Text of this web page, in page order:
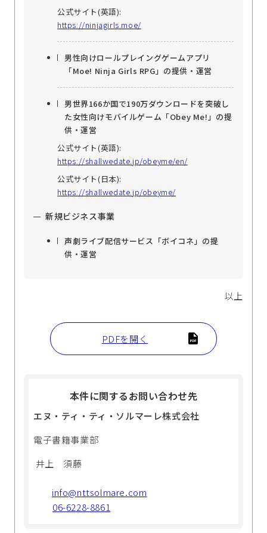
公式サイト(英語):
https://ninjagirls.moe/
男性向けロールプレイングゲームアプリ
「Moe! Ninja Girls RPG」の提供・運営
男世界166か国で190万ダウンロードを突破し
た女性向けモバイルゲーム「Obey Me!」の提
供・運営
公式サイト(英語):
https://shallwedate.jp/obeyme/en/
公式サイト(日本):
https://shallwedate.jp/obeyme/
新規ビジネス事業
声劇ライブ配信サービス「ボイコネ」の提
供・運営
以上
PDFを開く
本件に関するお問い合わせ先
エヌ・ティ・ティ・ソルマーレ株式会社
電子書籍事業部
井上 須藤
info@nttsolmare.com
06-6228-8861